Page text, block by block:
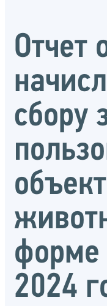
Отчет
сбору
2024